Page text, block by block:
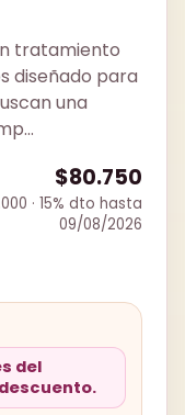
tratamiento
diseñado para
una
$80.750
· 15% dto hasta
09/08/2026
del